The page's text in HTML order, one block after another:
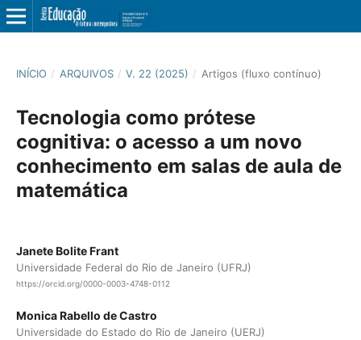
INÍCIO / ARQUIVOS / V. 22 (2025) / Artigos (fluxo contínuo)
Tecnologia como prótese
cognitiva: o acesso a um novo
conhecimento em salas de aula de
matemática
Janete Bolite Frant
Universidade Federal do Rio de Janeiro (UFRJ)
https://orcid.org/0000-0003-4748-0112
Monica Rabello de Castro
Universidade do Estado do Rio de Janeiro (UERJ)